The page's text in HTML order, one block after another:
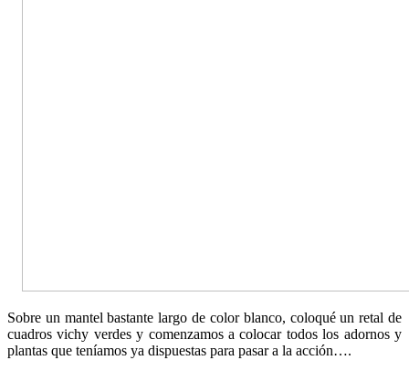
Sobre un mantel bastante largo de color blanco, coloqué un retal de
cuadros vichy verdes y comenzamos a colocar todos los adornos y
plantas que teníamos ya dispuestas para pasar a la acción….